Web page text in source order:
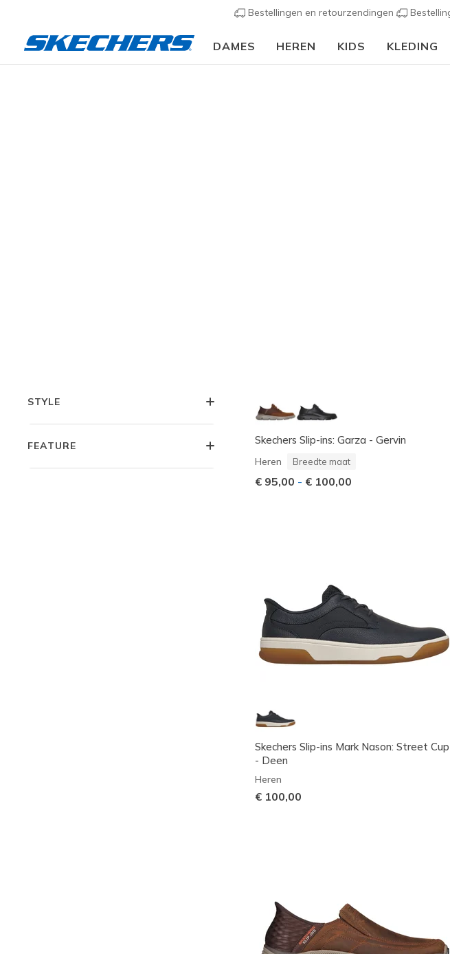
Bestellingen en retourzendingen
DAMES HEREN KIDS KLEDING
STYLE
FEATURE Skechers Slip-ins: Garza - Gervin
Heren Breedte maat
€ 95,00 - € 100,00
Skechers Slip-ins Mark Nason: Street Cup
- Deen
Heren
€ 100,00